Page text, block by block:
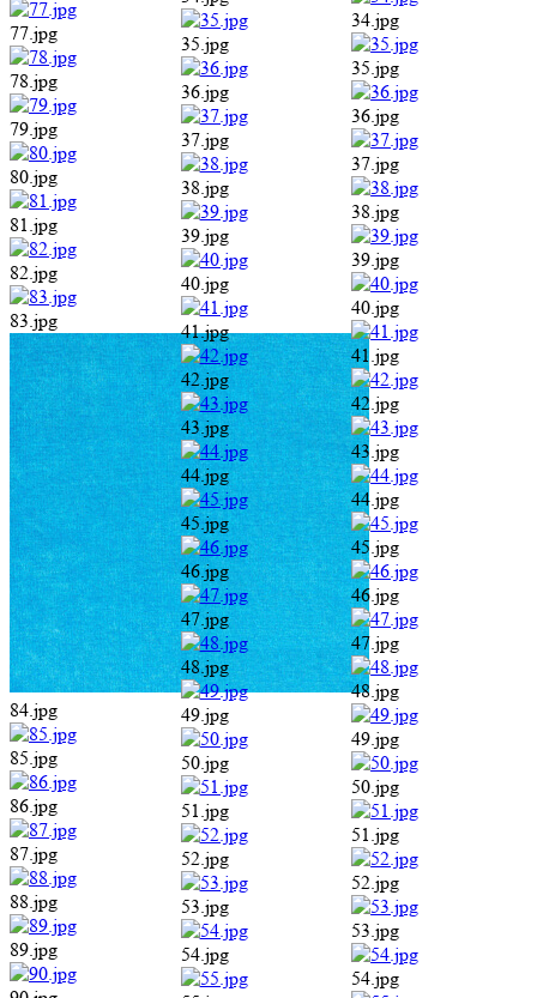
77.jpg
78.jpg
79.jpg
80.jpg
81.jpg
82.jpg
83.jpg
84.jpg
85.jpg
86.jpg
87.jpg
88.jpg
89.jpg
35.jpg
36.jpg
37.jpg
38.jpg
39.jpg
40.jpg
41.jpg
42.jpg
43.jpg
44.jpg
45.jpg
46.jpg
47.jpg
48.jpg
49.jpg
50.jpg
51.jpg
52.jpg
53.jpg
54.jpg
34.jpg
35.jpg
36.jpg
37.jpg
38.jpg
39.jpg
40.jpg
41.jpg
42.jpg
43.jpg
44.jpg
45.jpg
46.jpg
47.jpg
48.jpg
49.jpg
50.jpg
51.jpg
52.jpg
53.jpg
54.jpg